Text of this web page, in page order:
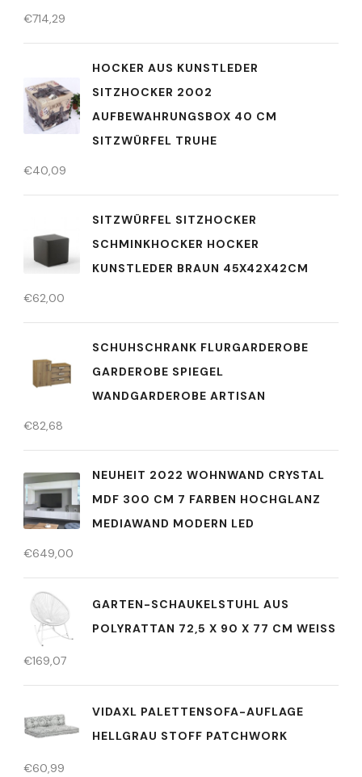
€714,29
HOCKER AUS KUNSTLEDER
SITZHOCKER 2002
AUFBEWAHRUNGSBOX 40 CM
SITZWÜRFEL TRUHE
€40,09
SITZWÜRFEL SITZHOCKER
SCHMINKHOCKER HOCKER
KUNSTLEDER BRAUN 45X42X42CM
€62,00
SCHUHSCHRANK FLURGARDEROBE
GARDEROBE SPIEGEL
WANDGARDEROBE ARTISAN
€82,68
NEUHEIT 2022 WOHNWAND CRYSTAL
MDF 300 CM 7 FARBEN HOCHGLANZ
MEDIAWAND MODERN LED
€649,00
GARTEN-SCHAUKELSTUHL AUS
POLYRATTAN 72,5 X 90 X 77 CM WEISS
€169,07
VIDAXL PALETTENSOFA-AUFLAGE
HELLGRAU STOFF PATCHWORK
€60,99